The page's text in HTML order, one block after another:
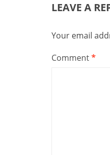
LEAVE A
Your email
Comment*